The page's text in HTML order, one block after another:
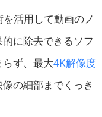
活用して動画のノ
に除去できるソフ
ず、最大4K解像度
の細部までくっき